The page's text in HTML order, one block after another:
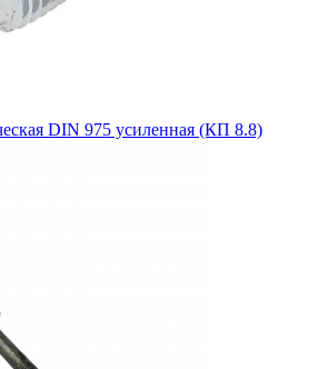
DIN 975 усиленная (КП 8.8)